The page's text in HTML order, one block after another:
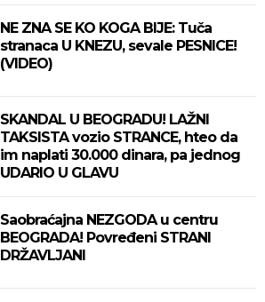
NE ZNA SE KO KOGA BIJE: Tuča
stranaca U KNEZU, sevale PESNICE!
(VIDEO)
SKANDAL U BEOGRADU! LAŽNI
TAKSISTA vozio STRANCE, hteo da
im naplati 30.000 dinara, pa jednog
UDARIO U GLAVU
Saobraćajna NEZGODA u centru
BEOGRADA! Povređeni STRANI
DRŽAVLJANI